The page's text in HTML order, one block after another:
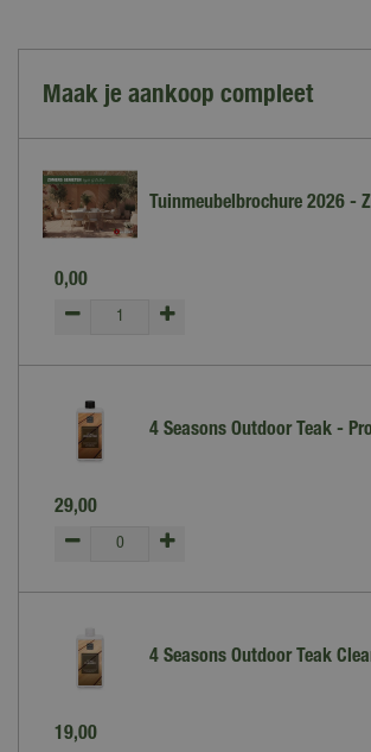
Maak je aankoop compleet
Tuinmeubelbrochure 2026 -
0,00
4 Seasons Outdoor Teak -
29,00
4 Seasons Outdoor Teak
19,00